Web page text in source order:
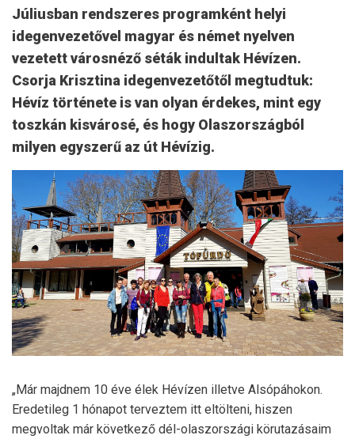
Júliusban rendszeres programként helyi
idegenvezetővel magyar és német nyelven
vezetett városnéző séták indultak Hévízen.
Csorja Krisztina idegenvezetőtől megtudtuk:
Hévíz története is van olyan érdekes, mint egy
toszkán kisvárosé, és hogy Olaszországból
milyen egyszerű az út Hévízig.
„Már majdnem 10 éve élek Hévízen illetve Alsópáhokon.
Eredetileg 1 hónapot terveztem itt eltölteni, hiszen
megvoltak már következő dél-olaszországi körutazásaim